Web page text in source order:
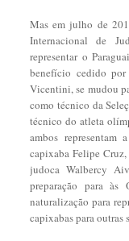
Mas em julho de
Internacional de
representar o
benefício cedido
Vicentini, se mudou
como técnico da
técnico do atleta
ambos representam
capixaba Felipe
judoca Walbercy
preparação para
naturalização para
capixabas para outras